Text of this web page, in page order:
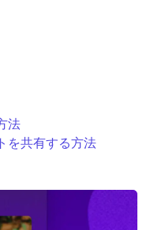
法
を共有する方法